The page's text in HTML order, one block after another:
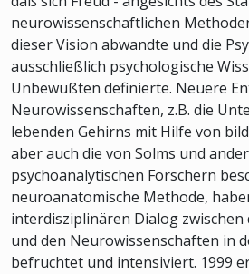
neurowissenschaftlichen
dieser Vision abwandte und die
ausschließlich psychologische
Unbewußten definierte. Neuere
Neurowissenschaften, z.B. die
lebenden Gehirns mit Hilfe von
aber auch die von Solms und
psychoanalytischen Forschern
neuroanatomische Methode,
interdisziplinären Dialog zwischen
und den Neurowissenschaften in
befruchtet und intensiviert. 1999